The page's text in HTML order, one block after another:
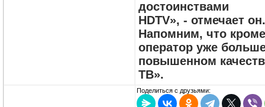
достоинствами
HDTV», - отмечает он.
Напомним, что
оператор уже
повышенном
ТВ».
Поделиться с друзьями: